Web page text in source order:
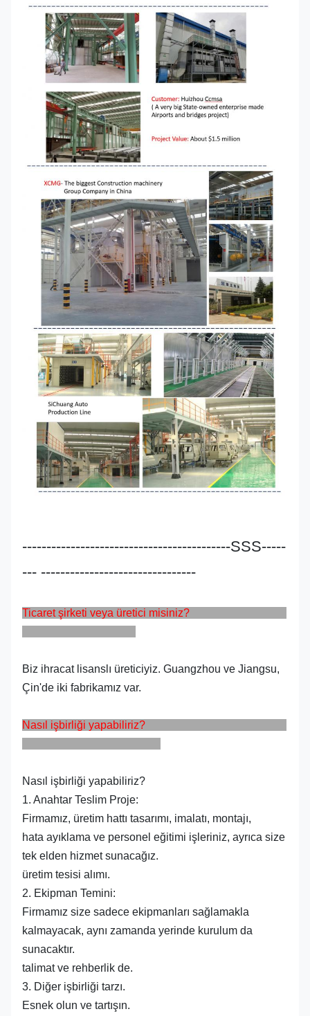
-------------------------------------------SSS-----
--- --------------------------------
Ticaret şirketi veya üretici misiniz?
Biz ihracat lisanslı üreticiyiz. Guangzhou ve Jiangsu,
Çin'de iki fabrikamız var.
Nasıl işbirliği yapabiliriz?
Nasıl işbirliği yapabiliriz?
1. Anahtar Teslim Proje:
Firmamız, üretim hattı tasarımı, imalatı, montajı,
hata ayıklama ve personel eğitimi işleriniz, ayrıca size
tek elden hizmet sunacağız.
üretim tesisi alımı.
2. Ekipman Temini:
Firmamız size sadece ekipmanları sağlamakla
kalmayacak, aynı zamanda yerinde kurulum da
sunacaktır.
talimat ve rehberlik de.
3. Diğer işbirliği tarzı.
Esnek olun ve tartışın.